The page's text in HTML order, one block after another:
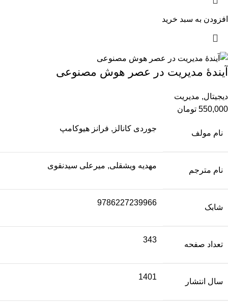
افزودن به سبد خرید
آیندۀ مدیريت در عصر هوش مصنوعی
دیجیتال, مدیریت
550,000 تومان
نام مولف
جوردی کانالز, فرانز هیوکامپ
نام مترجم
مهدیه ویشقلی, میرعلی سیدنقوی
شابک
9786227239966
تعداد صفحه
343
سال انتشار
1401